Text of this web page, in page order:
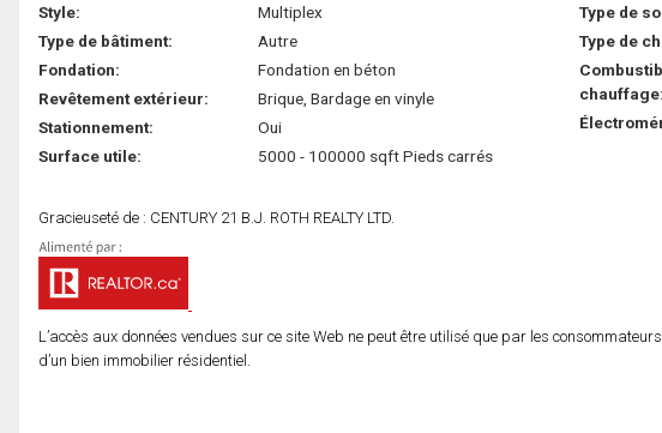
Style:
Multiplex
Type de bâtiment:
Autre
Fondation:
Fondation en béton
Revêtement extérieur:
Brique, Bardage en vinyle
Stationnement:
Oui
Surface utile:
5000 - 100000 sqft Pieds carrés
Type de
Type de
chauffage:
Gracieuseté de : CENTURY 21 B.J. ROTH REALTY LTD.
L’accès aux données vendues sur ce site Web ne peut être utilisé que par les
d’un bien immobilier résidentiel.